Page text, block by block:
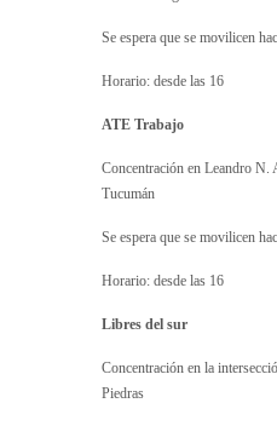
Se espera que se movilicen
Horario: desde las 16
ATE Trabajo
Concentración en Leandro N.
Tucumán
Se espera que se movilicen
Horario: desde las 16
Libres del sur
Concentración en la
Piedras